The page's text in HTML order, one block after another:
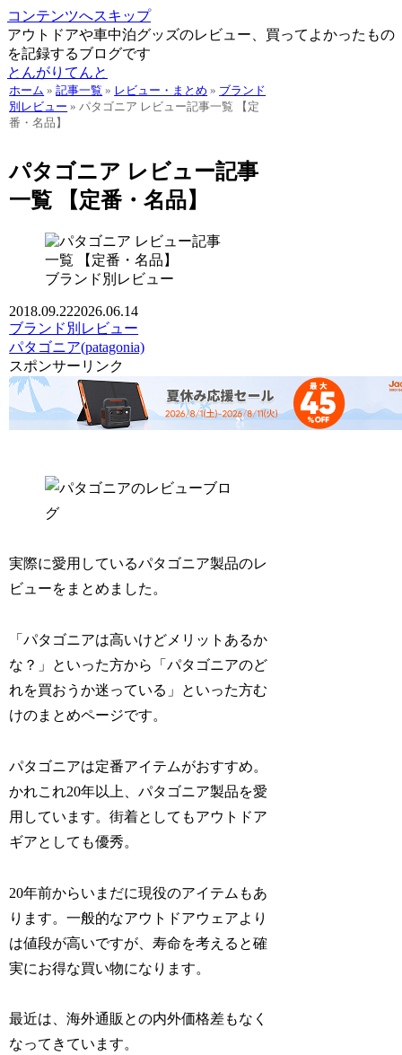
コンテンツへスキップ
アウトドアや車中泊グッズのレビュー、買ってよかったもの
を記録するブログです
とんがりてんと
ホーム »記事一覧 » レビュー・まとめ » ブランド
別レビュー »パタゴニア レビュー記事一覧 【定
番・名品】
パタゴニア レビュー記事
一覧 【定番・名品】
ブランド別レビュー
2018.09.222026.06.14
ブランド別レビュー
パタゴニア(patagonia)
スポンサーリンク
実際に愛用しているパタゴニア製品のレ
ビューをまとめました。
「パタゴニアは高いけどメリットあるか
な？」といった方から「パタゴニアのど
れを買おうか迷っている」といった方む
けのまとめページです。
パタゴニアは定番アイテムがおすすめ。
かれこれ20年以上、パタゴニア製品を愛
用しています。街着としてもアウトドア
ギアとしても優秀。
20年前からいまだに現役のアイテムもあ
ります。一般的なアウトドアウェアより
は値段が高いですが、寿命を考えると確
実にお得な買い物になります。
最近は、海外通販との内外価格差もなく
なってきています。